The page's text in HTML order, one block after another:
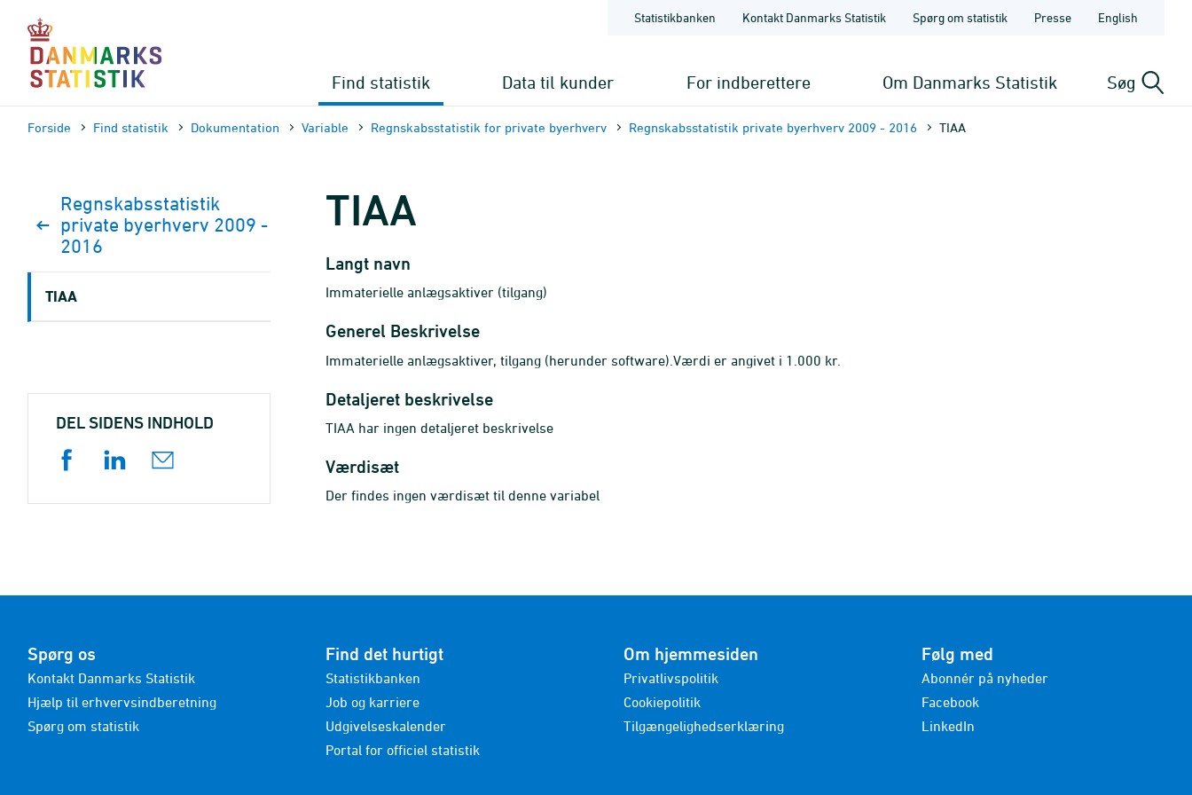
sidens
indhold
Statistikbanken Kontakt Danmarks Statistik Spørg om statistik Presse English
Find statistik Data til kunder For indberettere Om Danmarks Statistik Søg
Forside Find statistik Dokumen­tation Variable Regnskabsstatistik for private byerhverv Regnskabsstatistik private byerhverv 2009 - 2016 TIAA
TIAA
Langt navn
Immaterielle anlægsaktiver (tilgang)
Generel Beskrivelse
Immaterielle anlægsaktiver, tilgang (herunder software).Værdi er angivet i 1.000 kr.
Detaljeret beskrivelse
TIAA har ingen detaljeret beskrivelse
Værdisæt
Der findes ingen værdisæt til denne variabel
Regnskabsstatistik
private byerhverv 2009 -
2016
TIAA
DEL SIDENS INDHOLD
Spørg os
Kontakt Danmarks Statistik
Hjælp til erhvervsindberetning
Spørg om statistik
Find det hurtigt
Statistikbanken
Job og karriere
Udgivelseskalender
Portal for officiel statistik
Om hjemmesiden
Privatlivspolitik
Cookiepolitik
Tilgængelighedserklæring
Følg med
Abonnér på nyheder
Facebook
LinkedIn